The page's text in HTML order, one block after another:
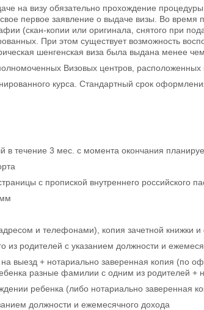
на визу обязательно прохождение
первое заявление о выдаче визы. Во
(скан-копии или оригинала, снятого при
При этом существует возможность
шенгенская виза была выдана менее
Визовых центров, расположенных
курса. Стандартный срок
в течение 3 мес. с момента окончания
с пропиской внутреннего российского
и телефонами), копия зачетной книжки и
из родителей с указанием должности и
выезд + нотариально заверенная копия (по
разные фамилии с одним из родителей +
ребенка (либо нотариально заверенная
должности и ежемесячного дохода